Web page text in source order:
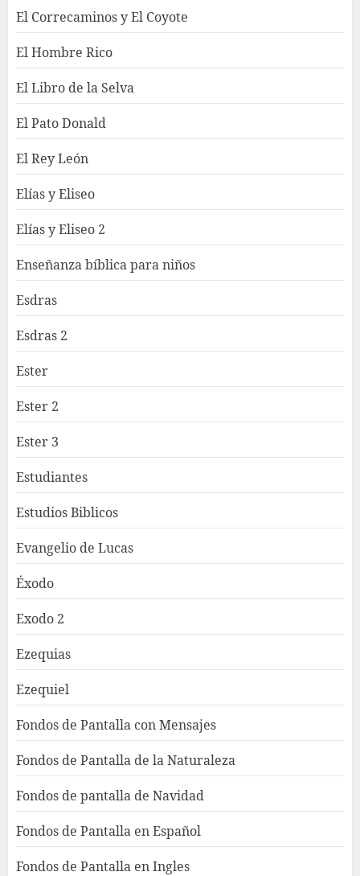
El Correcaminos y El Coyote
El Hombre Rico
El Libro de la Selva
El Pato Donald
El Rey León
Elías y Eliseo
Elías y Eliseo 2
Enseñanza bíblica para niños
Esdras
Esdras 2
Ester
Ester 2
Ester 3
Estudiantes
Estudios Biblicos
Evangelio de Lucas
Éxodo
Exodo 2
Ezequias
Ezequiel
Fondos de Pantalla con Mensajes
Fondos de Pantalla de la Naturaleza
Fondos de pantalla de Navidad
Fondos de Pantalla en Español
Fondos de Pantalla en Ingles